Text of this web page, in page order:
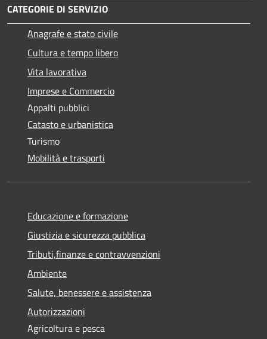
CATEGORIE DI SERVIZIO
Anagrafe e stato civile
Cultura e tempo libero
Vita lavorativa
Imprese e Commercio
Appalti pubblici
Catasto e urbanistica
Turismo
Mobilità e trasporti
Educazione e formazione
Giustizia e sicurezza pubblica
Tributi,finanze e contravvenzioni
Ambiente
Salute, benessere e assistenza
Autorizzazioni
Agricoltura e pesca